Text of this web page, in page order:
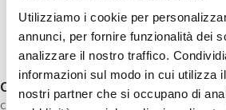
Utilizziamo i cookie per
annunci, per fornire funzionalità dei
analizzare il nostro traffico.
informazioni sul modo in cui utilizza
nostri partner che si occupano di
comments
comments for this post are closed